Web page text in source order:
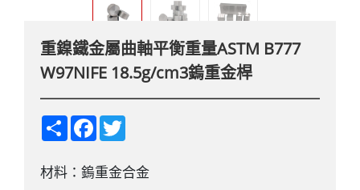
重鎳鐵金屬曲軸平衡重量ASTM B777
W97NIFE 18.5g/cm3鎢重金桿
S
h
e
F
b
T
t
材料：鎢重金合金